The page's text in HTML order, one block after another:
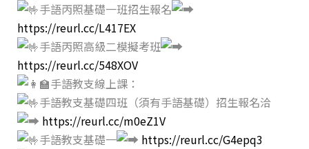
手語丙照基礎一班招生報名
https://reurl.cc/L417EX
手語丙照高級二模擬考班
https://reurl.cc/548XOV
手語教支線上課：
手語教支基礎四班（須有手語基礎）招生報名洽
https://reurl.cc/m0eZ1V
手語教支基礎一
https://reurl.cc/G4epq3